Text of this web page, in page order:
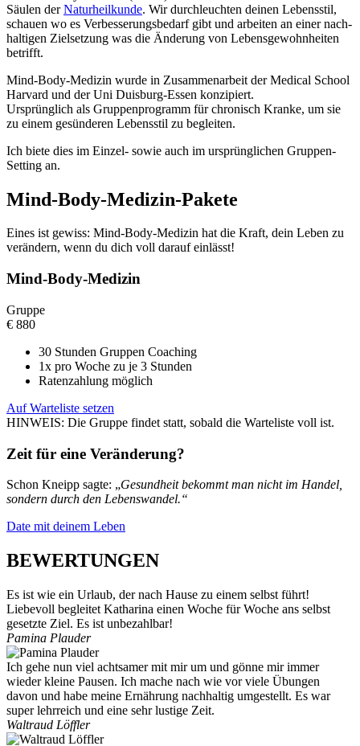
Säulen derNatur­heilkunde. Wir durch­leuchten deinen Lebensstil,
schauen wo es Verbesserungs­bedarf gibt und arbeiten an einer nach­
haltigen Ziel­setzung was die Änderung von Lebens­gewohnheiten
betrifft.
Mind-Body-Medizin wurde in Zusammen­arbeit der Medical School
Harvard und der Uni Duisburg-Essen konzipiert.
Ursprünglich als Gruppen­programm für chronisch Kranke, um sie
zu einem gesünderen Lebens­stil zu begleiten.
Ich biete dies im Einzel- sowie auch im ursprünglichen Gruppen-
Setting an.
Mind-Body-Medizin-Pakete
Eines ist gewiss: Mind-Body-Medizin hat die Kraft, dein Leben zu
verändern, wenn du dich voll darauf einlässt!
Mind-Body-Medizin
Gruppe
€ 880
30 Stunden Gruppen Coaching
1x pro Woche zu je 3 Stunden
Ratenzahlung möglich
Auf Warteliste setzen
HINWEIS: Die Gruppe findet statt, sobald die Warteliste voll ist.
Zeit für eine Veränderung?
Schon Kneipp sagte: „Gesundheit bekommt man nicht im Handel,
sondern durch den Lebenswandel.“
Date mit deinem Leben
BEWERTUNGEN
Es ist wie ein Urlaub, der nach Hause zu einem selbst führt!
Liebevoll begleitet Katharina einen Woche für Woche ans selbst
gesetzte Ziel. Es ist unbezahlbar!
Pamina Plauder
Ich gehe nun viel achtsamer mit mir um und gönne mir immer
wieder kleine Pausen. Ich mache nach wie vor viele Übungen
davon und habe meine Ernährung nachhaltig umgestellt. Es war
super lehrreich und eine sehr lustige Zeit.
Waltraud Löffler